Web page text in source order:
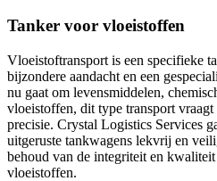
Tanker voor vloeistoffen
Vloeistoftransport is een specifieke
bijzondere aandacht en een
nu gaat om levensmiddelen,
vloeistoffen, dit type transport
precisie. Crystal Logistics Services
uitgeruste tankwagens lekvrij en
behoud van de integriteit en
vloeistoffen.